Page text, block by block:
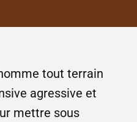
tout terrain
agressive et
mettre sous